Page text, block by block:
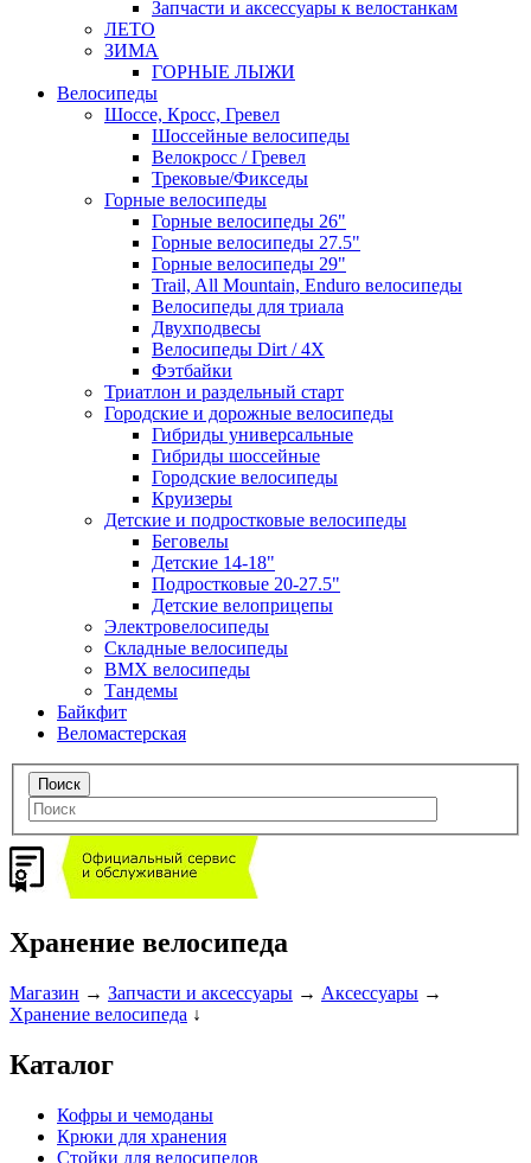
Запчасти и аксессуары к велостанкам
ЛЕТО
ЗИМА
ГОРНЫЕ ЛЫЖИ
Велосипеды
Шоссе, Кросс, Гревел
Шоссейные велосипеды
Велокросс / Гревел
Трековые/Фикседы
Горные велосипеды
Горные велосипеды 26"
Горные велосипеды 27.5"
Горные велосипеды 29"
Trail, All Mountain, Enduro велосипеды
Велосипеды для триала
Двухподвесы
Велосипеды Dirt / 4X
Фэтбайки
Триатлон и раздельный старт
Городские и дорожные велосипеды
Гибриды универсальные
Гибриды шоссейные
Городские велосипеды
Круизеры
Детские и подростковые велосипеды
Беговелы
Детские 14-18"
Подростковые 20-27.5"
Детские велоприцепы
Электровелосипеды
Складные велосипеды
BMX велосипеды
Тандемы
Байкфит
Веломастерская
Хранение велосипеда
Магазин → Запчасти и аксессуары → Аксессуары →
Хранение велосипеда ↓
Каталог
Кофры и чемоданы
Крюки для хранения
Стойки для велосипедов